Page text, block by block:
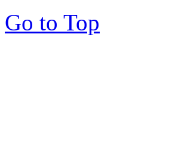
Go to Top